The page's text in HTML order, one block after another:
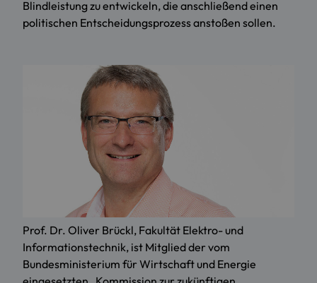
Blindleistung zu entwickeln, die anschließend einen
politischen Entscheidungsprozess anstoßen sollen.
Prof. Dr. Oliver Brückl, Fakultät Elektro- und
Informationstechnik, ist Mitglied der vom
Bundesministerium für Wirtschaft und Energie